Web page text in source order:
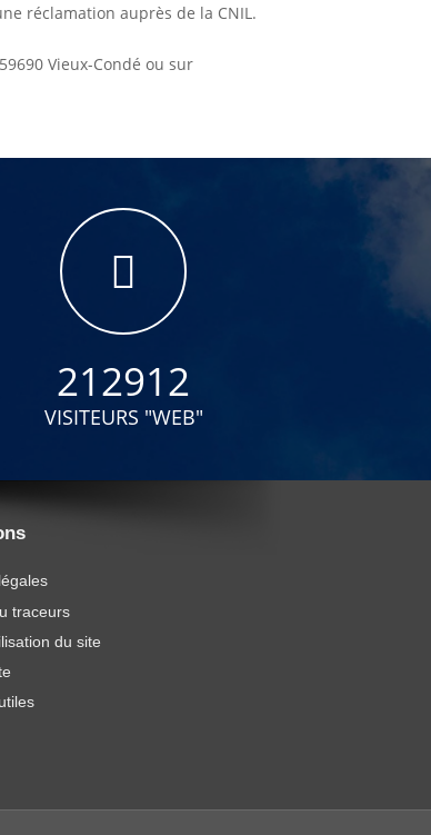
réclamation auprès de la CNIL.
Vieux-Condé ou sur
212912
VISITEURS "WEB"
traceurs
du site